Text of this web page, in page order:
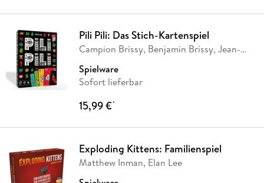
Pili Pili: Das Stich-Kartenspiel
Campion Brissy, Benjamin Brissy, Jean-
Spielware
Sofort lieferbar
15,99 €*
Exploding Kittens: Familienspiel
Matthew Inman, Elan Lee